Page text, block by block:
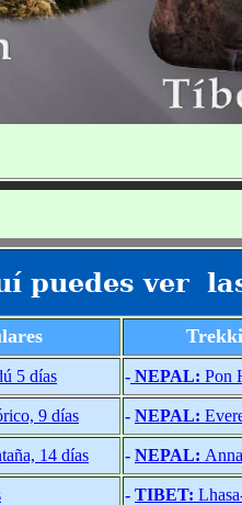
puedes ver
5 días - NEPAL: Pon
9 días - NEPAL:
14 días - NEPAL:
- TIBET: